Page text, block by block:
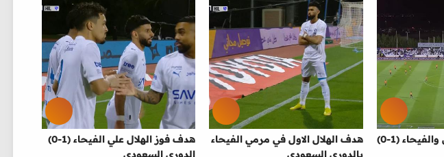
ملخص مباراة الهلال والفيحاء (1-0)
هدف الهلال الاول في مرمي الفيحاء
بالدوري السعودي
هدف فوز الهلال علي الفيحاء (1-0)
الدوري السعودي